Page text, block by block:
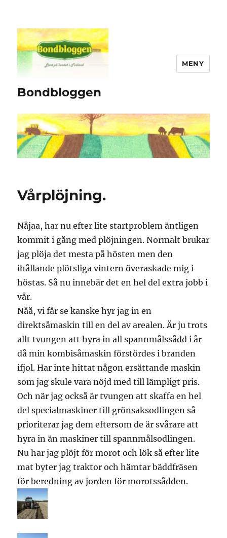
Bondbloggen
MENY
Vårplöjning.
Nåjaa, har nu efter lite startproblem äntligen
kommit i gång med plöjningen. Normalt brukar
jag plöja det mesta på hösten men den
ihållande plötsliga vintern överaskade mig i
höstas. Så nu innebär det en hel del extra jobb i
vår.
Nåå, vi får se kanske hyr jag in en
direktsåmaskin till en del av arealen. Är ju trots
allt tvungen att hyra in all spannmålssådd i år
då min kombisåmaskin förstördes i branden
ifjol. Har inte hittat någon ersättande maskin
som jag skule vara nöjd med till lämpligt pris.
Och när jag också är tvungen att skaffa en hel
del specialmaskiner till grönsaksodlingen så
prioriterar jag dem eftersom de är svårare att
hyra in än maskiner till spannmålsodlingen.
Nu har jag plöjt för morot och lök så efter lite
mat byter jag traktor och hämtar bäddfräsen
för beredning av jorden för morotssådden.